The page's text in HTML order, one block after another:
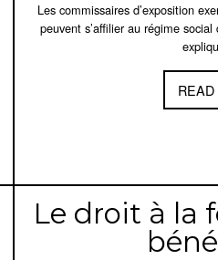
Les commissaires d’exposition
peuvent s’affilier au régime
Le droit à la